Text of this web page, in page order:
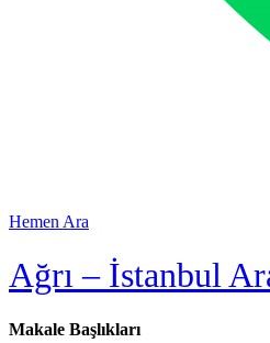
Hemen Ara
Ağrı – İstanbul
Makale Başlıkları